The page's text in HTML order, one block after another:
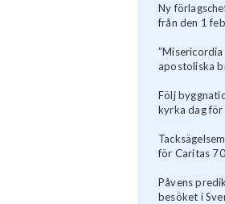
Ny
från den 1
apostoliska
Följ
kyrka dag för
för Caritas
Påvens
besöket i